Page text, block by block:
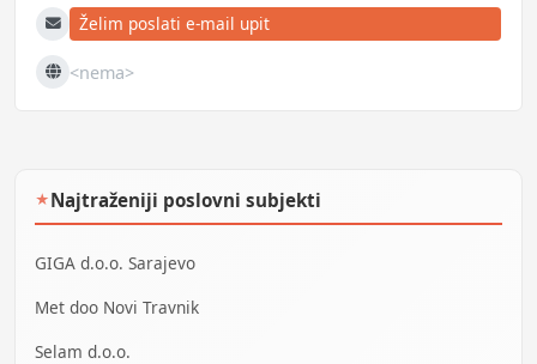
E-mailŽelim poslati e-mail upit
Web <nema>
★Najtraženiji poslovni subjekti
GIGA d.o.o. Sarajevo
Met doo Novi Travnik
Selam d.o.o.